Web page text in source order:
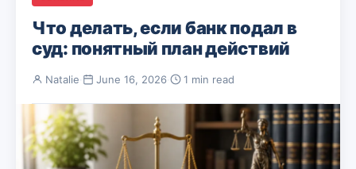
Что делать, если банк подал в
суд: понятный план действий
Natalie June 16, 2026 1 min read